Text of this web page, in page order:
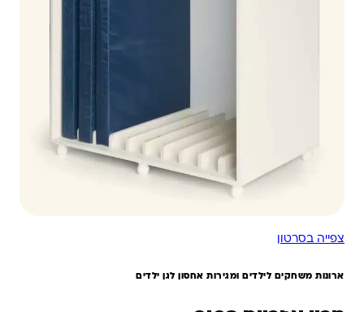
צפייה בסרטון
ארונות משחקים לילדים ומגירות אחסון לגן ילדים